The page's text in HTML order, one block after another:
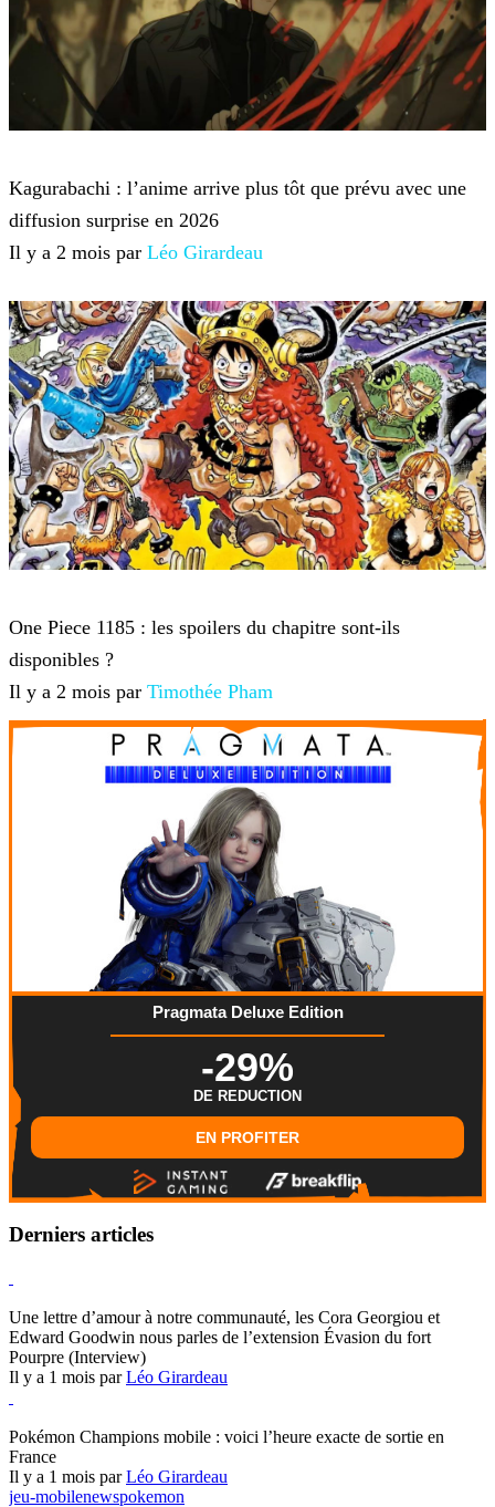
Kagurabachi : l’anime arrive plus tôt que prévu avec une
diffusion surprise en 2026
Il y a 2 mois par Léo Girardeau
One Piece 1185 : les spoilers du chapitre sont-ils
disponibles ?
Il y a 2 mois par Timothée Pham
Pragmata Deluxe Edition
-29%
DE REDUCTION
EN PROFITER
Derniers articles
Une lettre d’amour à notre communauté, les Cora Georgiou et
Edward Goodwin nous parles de l’extension Évasion du fort
Pourpre (Interview)
Il y a 1 mois parLéo Girardeau
Pokémon Champions mobile : voici l’heure exacte de sortie en
France
Il y a 1 mois parLéo Girardeau
jeu-mobilenewspokemon